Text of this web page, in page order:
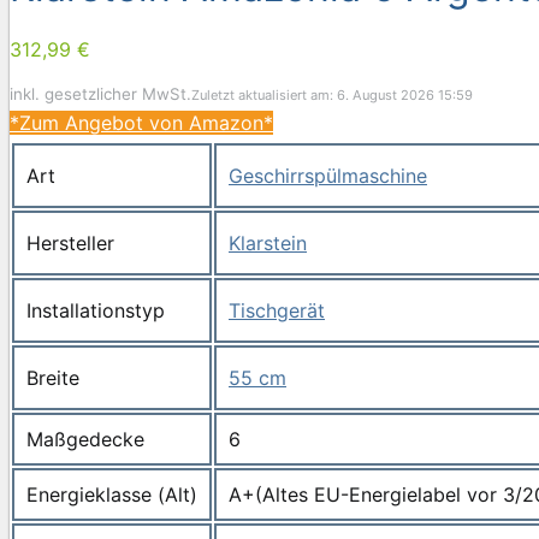
312,99 €
inkl. gesetzlicher MwSt.Zuletzt aktualisiert am: 6. August 2026 15:59
*Zum Angebot von Amazon*
Art Geschirrspülmaschine
Hersteller Klarstein
Installationstyp Tischgerät
Breite 55 cm
Maßgedecke 6
Energieklasse (Alt) A+(Altes EU-Energielabel vor 3/